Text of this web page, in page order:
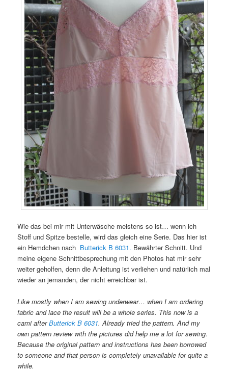
Wie das bei mir mit Unterwäsche meistens so ist… wenn ich
Stoff und Spitze bestelle, wird das gleich eine Serie. Das hier ist
ein Hemdchen nach Butterick B 6031. Bewährter Schnitt. Und
meine eigene Schnittbesprechung mit den Photos hat mir sehr
weiter geholfen, denn die Anleitung ist verliehen und natürlich mal
wieder an jemanden, der nicht erreichbar ist.
Like mostly when I am sewing underwear… when I am ordering
fabric and lace the result will be a whole series. This now is a
cami afterButterick B 6031. Already tried the pattern. And my
own pattern review with the pictures did help me a lot for sewing.
Because the original pattern and instructions has been borrowed
to someone and that person is completely unavailable for quite a
while.